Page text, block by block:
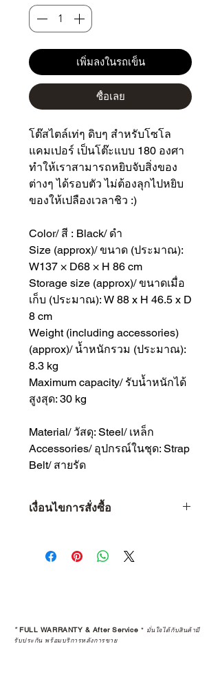
เพิ่มลงในรถเข็น
ซื้อเลย
โต๊สไตล์เท่ๆ ดิบๆ สำหรับโซโล
แคมเปอร์ เป็นโต๊ะแบบ 180 องศา
ทำให้เราสามารถหยิบจับสิ่งของ
ต่างๆ ได้รอบตัว ไม่ต้องลุกไปหยิบ
ของให้เปลืองเวลาชิว :)
Color/ สี : Black/ ดำ
Size (approx)/ ขนาด (ประมาณ):
W137 × D68 × H 86 cm
Storage size (approx)/ ขนาดเมื่อ
เก็บ (ประมาณ): W 88 x H 46.5 x D
8 cm
Weight (including accessories)
(approx)/ น้ำหนักรวม (ประมาณ):
8.3 kg
Maximum capacity/ รับน้ำหนักได้
สูงสุด: 30 kg
Material/ วัสดุ: Steel/ เหล็ก
Accessories/ อุปกรณ์ในชุด: Strap
Belt/ สายรัด
เงื่อนไขการสั่งซื้อ
1 • จำกัดจำนวน 1 ท่าน ต่อ 1 ชิ้น
เท่านั้น
ลง
3 • การ Resell (พ่อค้า-แม่ค้า) สินค้าที่
*FULL WARRANTY & After Service * มั่นใจได้กับสินค้ามี
รับประกัน พร้อมบริการหลังการขาย